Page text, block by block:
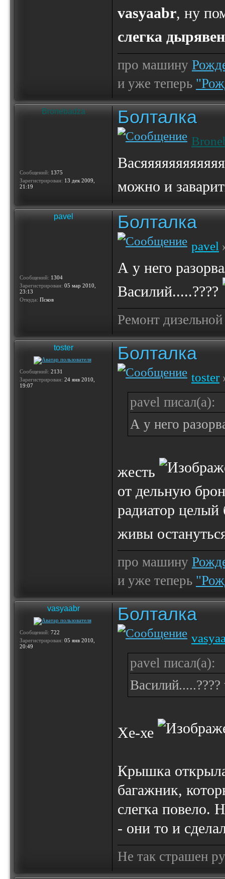
vasyaabr, ну
слегка
про машину
и уже теперь
Bronebadza
Сообщений: 1375
Зарегистрирован: 13 дек 2009,
21:19
Болталка
можно и
pavel
Сообщений: 1304
Зарегистрирован: 05 мар 2010,
23:13
Откуда: Псков
Болталка
pavel
А у него
Василий.....????
Ремонт
toster
Сообщений: 2131
Зарегистрирован: 24 янв 2010,
19:07
Болталка
toster
pavel писал(а):
А у него
жесть
от дельную
радиатор целый
живы
про машину
и уже теперь
vasyaabr
Сообщений: 722
Зарегистрирован: 05 янв 2010,
20:49
Болталка
pavel писал(а):
Хе-хе
Крышка
багажник,
слегка повело.
- они то и
Не так страшен